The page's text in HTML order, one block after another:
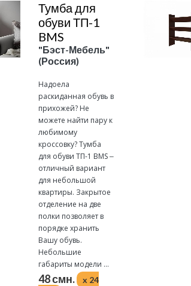
Тумба для
обуви ТП-1
BMS
"Бэст-Мебель"
(Россия)
Надоела
раскиданная обувь в
прихожей? Не
можете найти пару к
любимому
кроссовку? Тумба
для обуви ТП-1 BMS ‒
отличный вариант
для небольшой
квартиры. Закрытое
отделение на две
полки позволяет в
порядке хранить
Вашу обувь.
Небольшие
габариты модели ...
48 смн.
x 24